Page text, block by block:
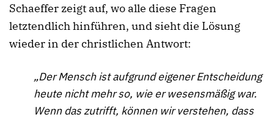
Schaeffer zeigt auf, wo alle diese Fragen
letztendlich hinführen, und sieht die Lösung
wieder in der christlichen Antwort:
„Der Mensch ist aufgrund eigener Entscheidung
heute nicht mehr so, wie er wesensmäßig war.
Wenn das zutrifft, können wir verstehen, dass